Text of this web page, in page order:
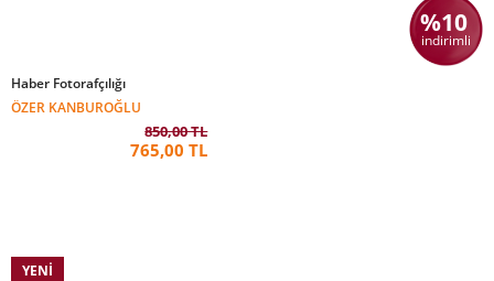
%10
indirimli
Haber Fotorafçılığı
ÖZER KANBUROĞLU
850,00 TL
765,00 TL
YENI